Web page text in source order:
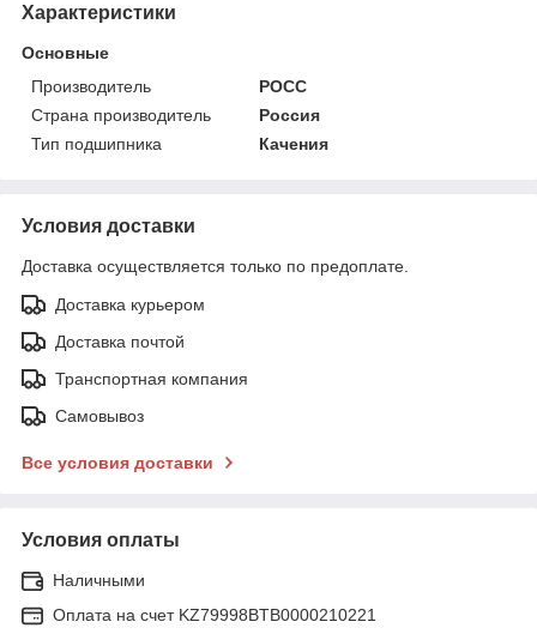
Характеристики
Основные
Производитель
РОСС
Страна производитель
Россия
Тип подшипника
Качения
Условия доставки
Доставка осуществляется только по предоплате.
Доставка курьером
Доставка почтой
Транспортная компания
Самовывоз
Все условия доставки
Условия оплаты
Наличными
Оплата на счет KZ79998BTB0000210221